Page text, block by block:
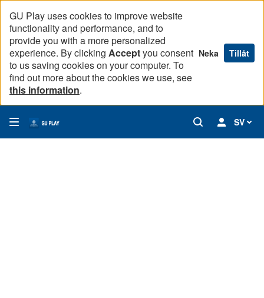
GU Play uses cookies to improve website
functionality and performance, and to
provide you with a more personalized
experience. By clicking Acceptyou consent
to us saving cookies on your computer. To
find out more about the cookies we use, see
this information.
Neka Tillåt
SV